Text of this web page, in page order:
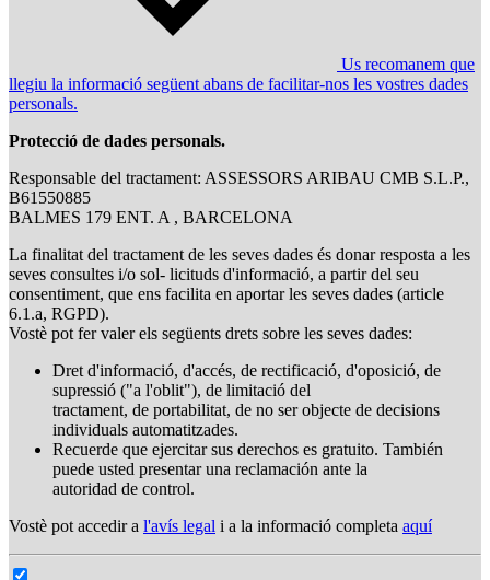
Us recomanem que
llegiu la informació següent abans de facilitar-nos les vostres dades
personals.
Protecció de dades personals.
Responsable del tractament: ASSESSORS ARIBAU CMB S.L.P.,
B61550885
BALMES 179 ENT. A , BARCELONA
La finalitat del tractament de les seves dades és donar resposta a les
seves consultes i/o sol- licituds d'informació, a partir del seu
consentiment, que ens facilita en aportar les seves dades (article
6.1.a, RGPD).
Vostè pot fer valer els següents drets sobre les seves dades:
Dret d'informació, d'accés, de rectificació, d'oposició, de
supressió ("a l'oblit"), de limitació del
tractament, de portabilitat, de no ser objecte de decisions
individuals automatitzades.
Recuerde que ejercitar sus derechos es gratuito. También
puede usted presentar una reclamación ante la
autoridad de control.
Vostè pot accedir a l'avís legal i a la informació completa aquí